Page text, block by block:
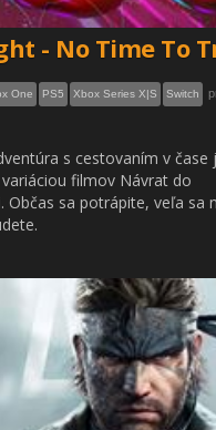
- No Time To
One PS5 Xbox Series X|S Switch
s cestovaním v čase
filmov Návrat do
Občas sa potrápite, veľa sa